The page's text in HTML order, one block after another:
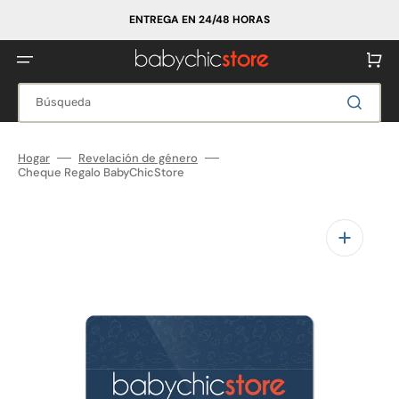
contenido
ENTREGA EN 24/48 HORAS
Búsqueda
Carrito
Hogar
Revelación de género
Cheque Regalo BabyChicStore
Abrir